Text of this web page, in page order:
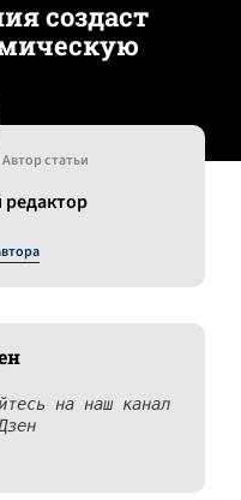
создаст
Автор статьи
на наш канал